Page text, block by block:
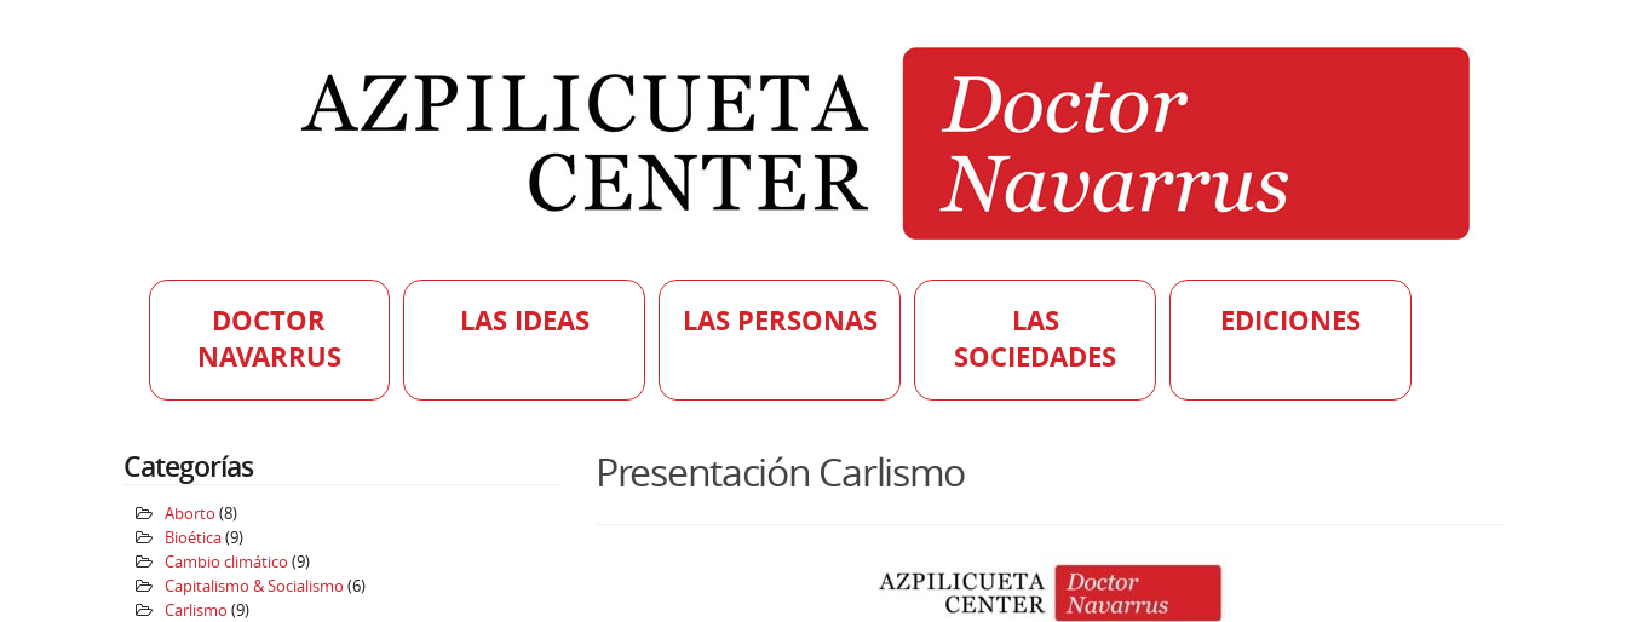
DOCTOR
NAVARRUS
LAS IDEAS LAS PERSONAS
LAS
SOCIEDADES
EDICIONES
Categorías
Aborto (8)
Bioética(9)
Cambio climático (9)
Capitalismo & Socialismo (6)
Carlismo (9)
Presentación Carlismo